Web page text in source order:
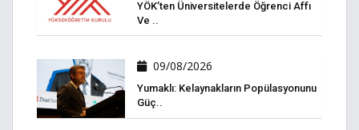
YÖK’ten Üniversitelerde Öğrenci Affı
Ve ..
09/08/2026
Yumaklı: Kelaynakların Popülasyonunu
Güç..